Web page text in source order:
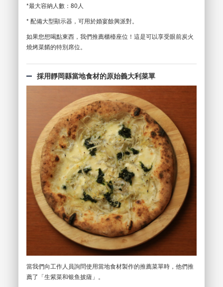
*最大容納人數：80人
* 配備大型顯示器，可用於婚宴餘興派對。
如果您想喝點東西，我們推薦櫃檯座位！這是可以享受眼前炭火
燒烤菜餚的特別席位。
採用靜岡縣當地食材的原始義大利菜單
當我們向工作人員詢問使用當地食材製作的推薦菜單時，他們推
薦了「生紫菜和银鱼披薩」。